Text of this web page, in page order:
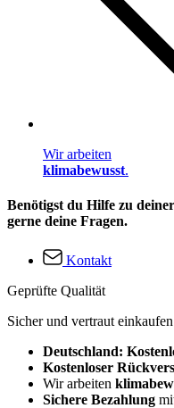
Wir arbeiten
klimabewusst.
Benötigst du Hilfe zu
gerne deine Fragen.
Kontakt
Geprüfte Qualität
Sicher und vertraut einkaufen
Deutschland:
Kostenloser
Wir arbeiten
Sichere Bezahlung